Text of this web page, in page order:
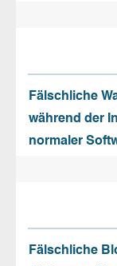
Fälschliche
während der
normaler
Fälschliche